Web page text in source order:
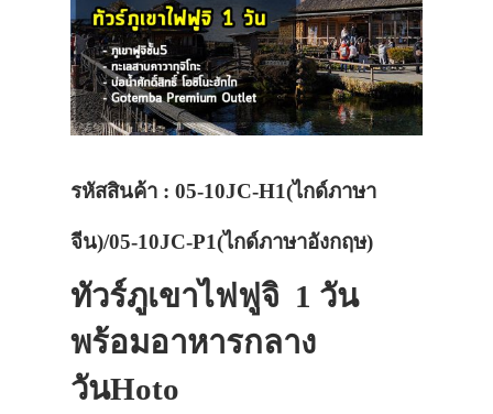
รหัสสินค้า : 05-10JC-H1(ไกด์ภาษา
จีน)/05-10JC-P1(ไกด์ภาษาอังกฤษ)
ทัวร์ภูเขาไฟฟูจิ 1 วัน
พร้อมอาหารกลาง
วันHoto